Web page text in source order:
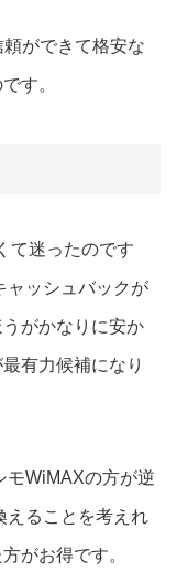
ができて格安な
す。
て迷ったのです
ャッシュバックが
がかなりに安か
有力候補になり
モWiMAXの方が逆
えることを考えれ
がお得です。